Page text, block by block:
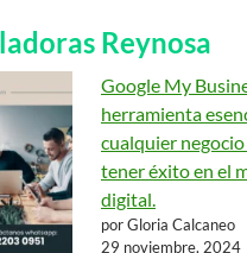
Reynosa
Google My
herramienta
cualquier
tener éxito en el
digital.
por Gloria Calcaneo
29 noviembre, 2024